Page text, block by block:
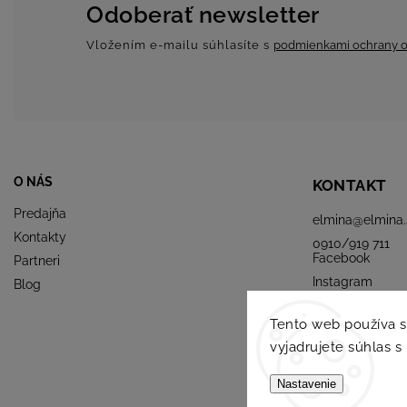
Tento web používa
vyjadrujete súhlas s
Nastavenie
O NÁS
Predajňa
Kontakty
Partneri
Blog
KONTAKT
elmina@
0910/919 711
Facebook
Instagram
Odoberať newsletter
Vložením e-mailu súhlasíte s podmienkami ochrany